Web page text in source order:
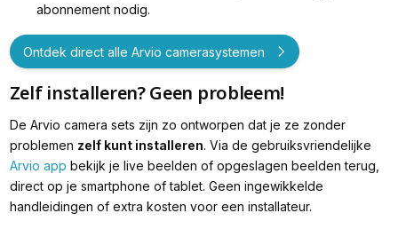
abonnement nodig.
Ontdek direct alle Arvio camerasystemen
Zelf installeren? Geen probleem!
De Arvio camera sets zijn zo ontworpen dat je ze zonder
problemen zelf kunt installeren. Via de gebruiksvriendelijke
Arvio app bekijk je live beelden of opgeslagen beelden terug,
direct op je smartphone of tablet. Geen ingewikkelde
handleidingen of extra kosten voor een installateur.